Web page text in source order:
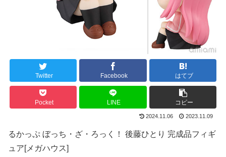
Twitter Facebook はてブ
Pocket LINE コピー
2024.11.06 2023.11.09
るかっぷ ぼっち・ざ・ろっく！ 後藤ひとり 完成品フィギ
ュア[メガハウス]